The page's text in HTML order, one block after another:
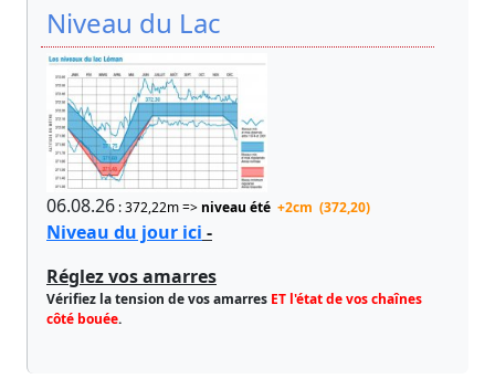
Niveau du Lac
06.08.26 : 372,22m => niveau été +2cm (372,20)
Niveau du jour ici -
Réglez vos amarres
Vérifiez la tension de vos amarres ET l'état de vos chaînes
côté bouée.